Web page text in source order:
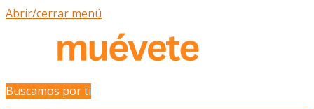
Abrir/cerrar menú
Buscamos por ti